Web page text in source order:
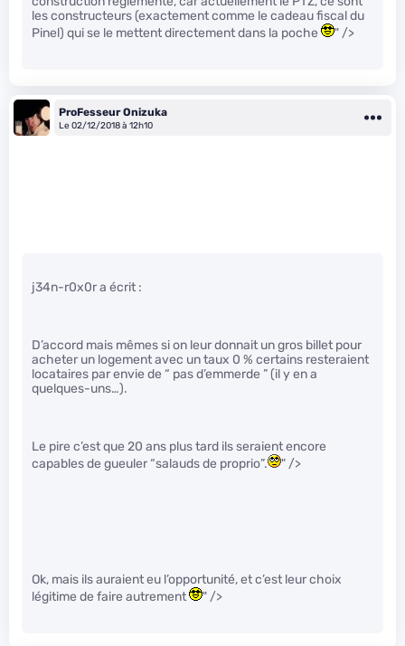
les constructeurs (exactement comme le cadeau fiscal du
Pinel) qui se le mettent directement dans la poche
" />
ProFesseur Onizuka
Le 02/12/2018 à 12h10
j34n-r0x0r a écrit :
D’accord mais mêmes si on leur donnait un gros billet pour
acheter un logement avec un taux 0 % certains resteraient
locataires par envie de “ pas d’emmerde ” (il y en a
quelques-uns…).
Le pire c’est que 20 ans plus tard ils seraient encore
capables de gueuler “salauds de proprio”.
" />
Ok, mais ils auraient eu l’opportunité, et c’est leur choix
légitime de faire autrement
" />